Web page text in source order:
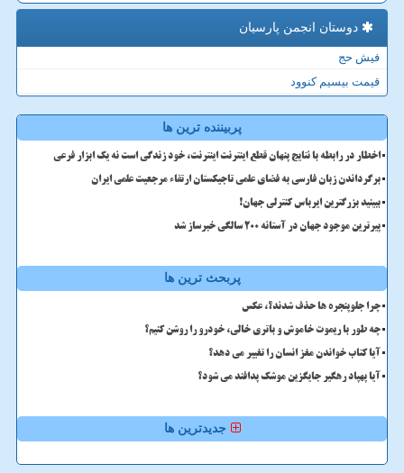
دوستان انجمن پارسیان
فیش حج
قیمت بیسیم کنوود
پربیننده ترین ها
اخطار در رابطه با نتایج پنهان قطع اینترنت اینترنت، خود زندگی است نه یک ابزار فرعی
برگرداندن زبان فارسی به فضای علمی تاجیکستان ارتقاء مرجعیت علمی ایران
ببینید بزرگترین ایرباس کنترلی جهان!
پیرترین موجود جهان در آستانه ۲۰۰ سالگی خبرساز شد
پربحث ترین ها
چرا جلوپنجره ها حذف شدند؟، عکس
چه طور با ریموت خاموش و باتری خالی، خودرو را روشن کنیم؟
آیا کتاب خواندن مغز انسان را تغییر می دهد؟
آیا پهپاد رهگیر جایگزین موشک پدافند می شود؟
جدیدترین ها